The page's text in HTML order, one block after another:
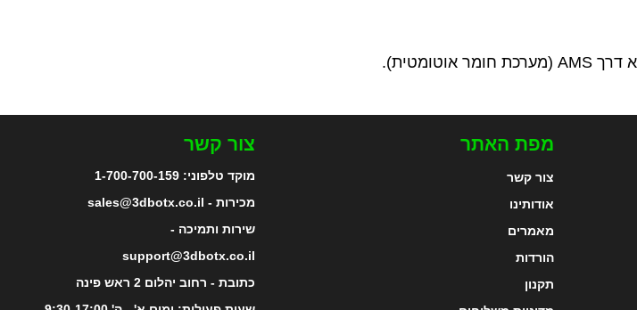
צור קשר
מוקד טלפוני:1-700-700-159
מכירות - sales@3dbotx.co.il
שירות ותמיכה -
support@3dbotx.co.il
כתובת - רחוב יהלום 2 ראש פינה
מפת האתר
צור קשר
אודותינו
מאמרים
הורדות
תקנון